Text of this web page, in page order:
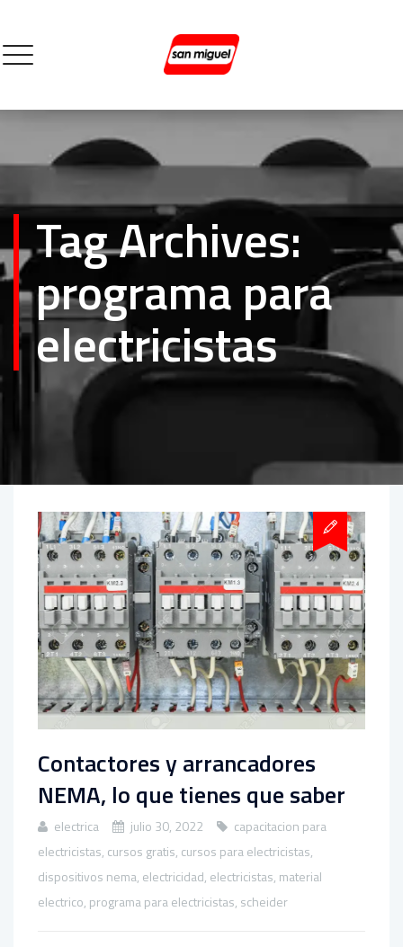
Tag Archives:
programa para
electricistas
Contactores y arrancadores
NEMA, lo que tienes que saber
electrica julio 30, 2022
capacitacion para
electricistas, cursos gratis, cursos para electricistas,
dispositivos nema, electricidad, electricistas, material
electrico, programa para electricistas, scheider